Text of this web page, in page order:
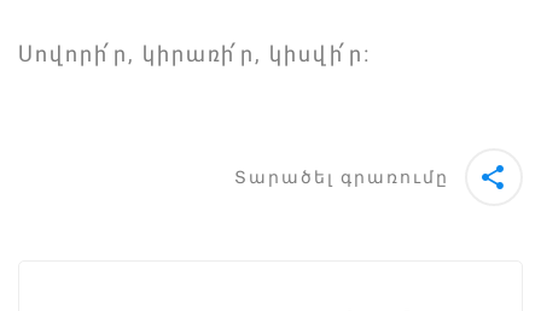
Սովորի՛ր, կիրառի՛ր, կիսվի՛ր։
Տարածել գրառումը